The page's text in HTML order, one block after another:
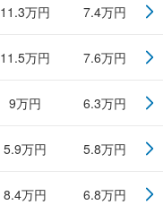
11.3万円 7.4万円
11.5万円 7.6万円
9万円 6.3万円
5.9万円 5.8万円
8.4万円 6.8万円